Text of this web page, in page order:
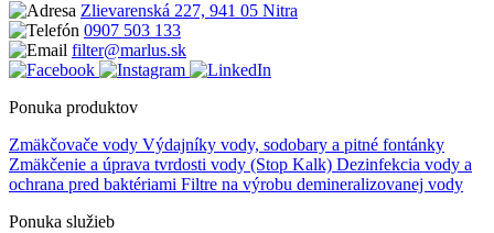
Zlievarenská 227, 941 05 Nitra
0907 503 133
filter@marlus.sk
Ponuka produktov
Zmäkčovače vody Výdajníky vody, sodobary a pitné fontánky
Zmäkčenie a úprava tvrdosti vody (Stop Kalk) Dezinfekcia vody a
ochrana pred baktériami Filtre na výrobu demineralizovanej vody
Ponuka služieb